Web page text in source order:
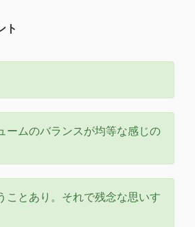
ト
ームのバランスが均等な感じの
ことあり。それで残念な思いす